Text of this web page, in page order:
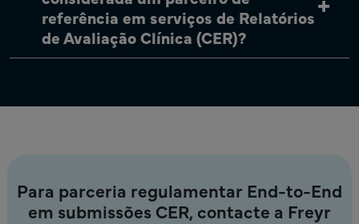
referência em serviços de Relatórios
de Avaliação Clínica (CER)?
Para parceria regulamentar End-to-End
em submissões CER, contacte a Freyr